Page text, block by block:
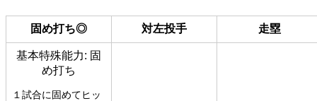
固め打ち◎ 対左投手 走塁
基本特殊能力: 固
め打ち
１試合に固めてヒッ